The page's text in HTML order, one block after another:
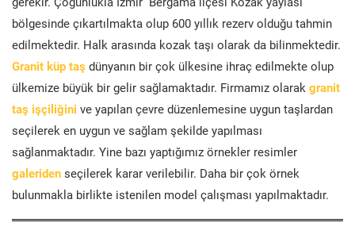
bölgesinde çıkartılmakta olup 600 yıllık rezerv olduğu tahmin
edilmektedir. Halk arasında kozak taşı olarak da bilinmektedir.
Granit küp taş dünyanın bir çok ülkesine ihraç edilmekte olup
ülkemize büyük bir gelir sağlamaktadır. Firmamız olarak granit
taş işçiliğini ve yapılan çevre düzenlemesine uygun taşlardan
seçilerek en uygun ve sağlam şekilde yapılması
sağlanmaktadır. Yine bazı yaptığımız örnekler resimler
galeriden seçilerek karar verilebilir. Daha bir çok örnek
bulunmakla birlikte istenilen model çalışması yapılmaktadır.